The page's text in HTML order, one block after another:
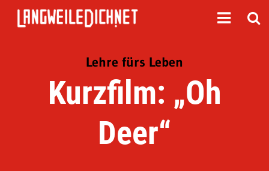
Lehre fürs Leben
Kurzfilm: „Oh
Deer“